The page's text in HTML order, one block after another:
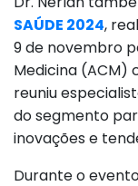
SAÚDE 2024,
9 de novembro
Medicina (ACM)
reuniu
do segmento
inovações e
Durante o